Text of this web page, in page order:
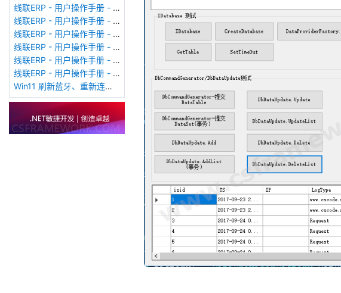
线联ERP - 用户操作手册 - 考勤设备管理
线联ERP - 用户操作手册 - 考勤参数配置
线联ERP - 用户操作手册 - 考勤设备绑定
线联ERP - 用户操作手册 - 员工档案
线联ERP - 用户操作手册 - 班次管理
线联ERP - 用户操作手册 - 排班管理
Win11 刷新蓝牙、重新连接蓝牙音响